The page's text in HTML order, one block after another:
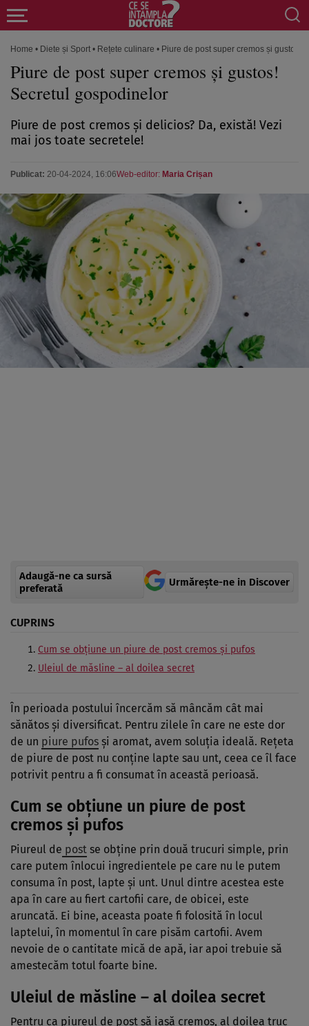
Home • Diete și Sport • Rețete culinare • Piure de post super cremos și gustos!
Piure de post super cremos și gustos!
Secretul gospodinelor
Piure de post cremos și delicios? Da, există! Vezi
mai jos toate secretele!
Publicat: 20-04-2024, 16:06Web-editor: Maria Crișan
Adaugă-ne ca sursă
preferată
Urmărește-ne in Discover
CUPRINS
Cum se obțiune un piure de post cremos și pufos
Uleiul de măsline – al doilea secret
În perioada postului încercăm să mâncăm cât mai
sănătos și diversificat. Pentru zilele în care ne este dor
de un piure pufos și aromat, avem soluția ideală. Rețeta
de piure de post nu conține lapte sau unt, ceea ce îl face
potrivit pentru a fi consumat în această perioasă.
Cum se obțiune un piure de post
cremos și pufos
Piureul de post se obține prin două trucuri simple, prin
care putem înlocui ingredientele pe care nu le putem
consuma în post, lapte și unt. Unul dintre acestea este
apa în care au fiert cartofii care, de obicei, este
aruncată. Ei bine, aceasta poate fi folosită în locul
laptelui, în momentul în care pisăm cartofii. Avem
nevoie de o cantitate mică de apă, iar apoi trebuie să
amestecăm totul foarte bine.
Uleiul de măsline – al doilea secret
Pentru ca piureul de post să iasă cremos, al doilea truc